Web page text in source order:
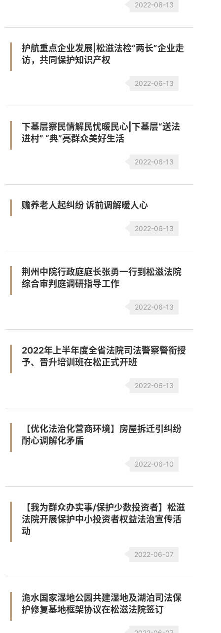
2022-06-13
护航重点企业发展|松滋法检“两长”企业走
访，共同保护知识产权
2022-06-13
下基层察民情解民忧暖民心|下基层“送法
进村” “典”亮群众美好生活
2022-06-13
赡养老人起纠纷 诉前调解暖人心
2022-06-13
荆州中院行政庭庭长张勇一行到松滋法院
综合审判庭调研指导工作
2022-06-13
2022年上半年度全省法院司法警察警衔授
予、晋升培训班在松正式开班
2022-06-13
【优化法治化营商环境】房屋拆迁引纠纷
耐心调解化矛盾
2022-06-10
【我为群众办实事/保护少数投资者】松滋
法院开展保护中小投资者权益法治宣传活
动
2022-06-07
洈水国家湿地公园共建湿地及湖泊司法保
护修复基地框架协议在松滋法院签订